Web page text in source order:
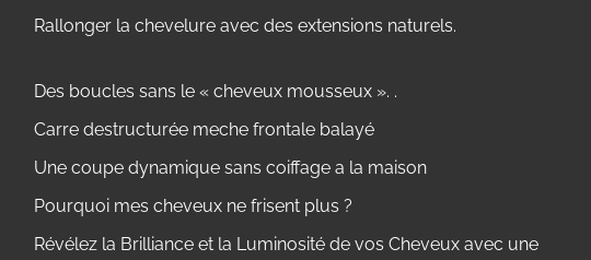
Rallonger la chevelure avec des extensions naturels.
Des boucles sans le « cheveux mousseux ». .
Carre destructurée meche frontale balayé
Une coupe dynamique sans coiffage a la maison
Pourquoi mes cheveux ne frisent plus ?
Révélez la Brilliance et la Luminosité de vos Cheveux avec une